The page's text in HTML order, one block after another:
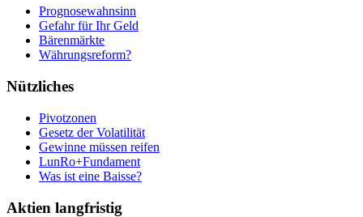
Prognosewahnsinn
Gefahr für Ihr Geld
Bärenmärkte
Währungsreform?
Nützliches
Pivotzonen
Gesetz der Volatilität
Gewinne müssen reifen
LunRo+Fundament
Was ist eine Baisse?
Aktien langfristig